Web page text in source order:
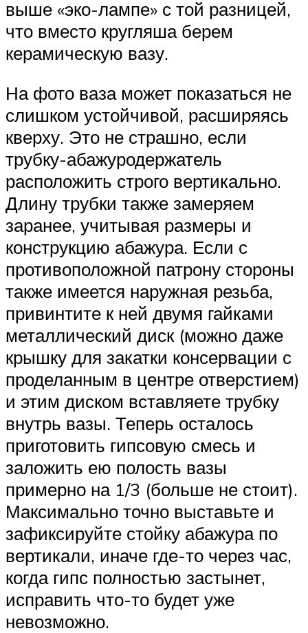
выше «эко-лампе» с той разницей,
что вместо кругляша берем
керамическую вазу.
На фото ваза может показаться не
слишком устойчивой, расширяясь
кверху. Это не страшно, если
трубку-абажуродержатель
расположить строго вертикально.
Длину трубки также замеряем
заранее, учитывая размеры и
конструкцию абажура. Если с
противоположной патрону стороны
также имеется наружная резьба,
привинтите к ней двумя гайками
металлический диск (можно даже
крышку для закатки консервации с
проделанным в центре отверстием)
и этим диском вставляете трубку
внутрь вазы. Теперь осталось
приготовить гипсовую смесь и
заложить ею полость вазы
примерно на 1/3 (больше не стоит).
Максимально точно выставьте и
зафиксируйте стойку абажура по
вертикали, иначе где-то через час,
когда гипс полностью застынет,
исправить что-то будет уже
невозможно.